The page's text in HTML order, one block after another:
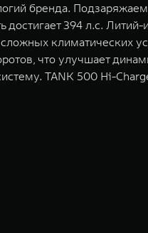
бренда.
394 л.с. Литий-
климатических
что улучшает
TANK 500 Hi-